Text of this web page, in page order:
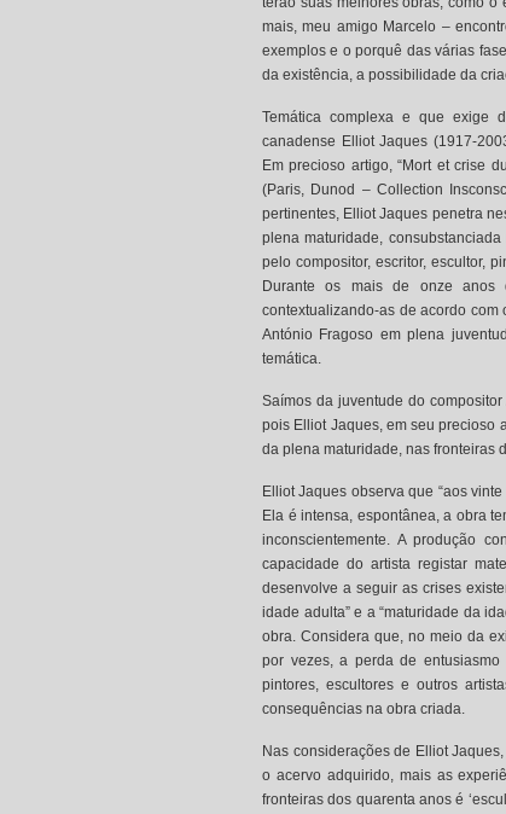
mais, meu amigo Marcelo –
exemplos e o porquê das várias
da existência, a possibilidade da
Temática complexa e que exige
canadense Elliot Jaques (1917-
Em precioso artigo, “Mort et crise
(Paris, Dunod – Collection
pertinentes, Elliot Jaques penetra
plena maturidade,
pelo compositor, escritor, escultor,
Durante os mais de onze anos
contextualizando-as de acordo com
António Fragoso em plena
temática.
Saímos da juventude do
pois Elliot Jaques, em seu precioso
da plena maturidade, nas fronteiras
Elliot Jaques observa que “aos
Ela é intensa, espontânea, a obra
inconscientemente. A produção
capacidade do artista registar
desenvolve a seguir as crises
idade adulta” e a “maturidade da
obra. Considera que, no meio da
por vezes, a perda de entusiasmo
pintores, escultores e outros
consequências na obra criada.
Nas considerações de Elliot
o acervo adquirido, mais as
fronteiras dos quarenta anos é